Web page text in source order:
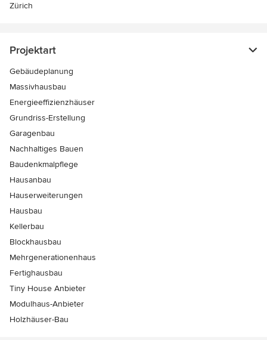
Zürich
Projektart
Gebäudeplanung
Massivhausbau
Energieeffizienzhäuser
Grundriss-Erstellung
Garagenbau
Nachhaltiges Bauen
Baudenkmalpflege
Hausanbau
Hauserweiterungen
Hausbau
Kellerbau
Blockhausbau
Mehrgenerationenhaus
Fertighausbau
Tiny House Anbieter
Modulhaus-Anbieter
Holzhäuser-Bau